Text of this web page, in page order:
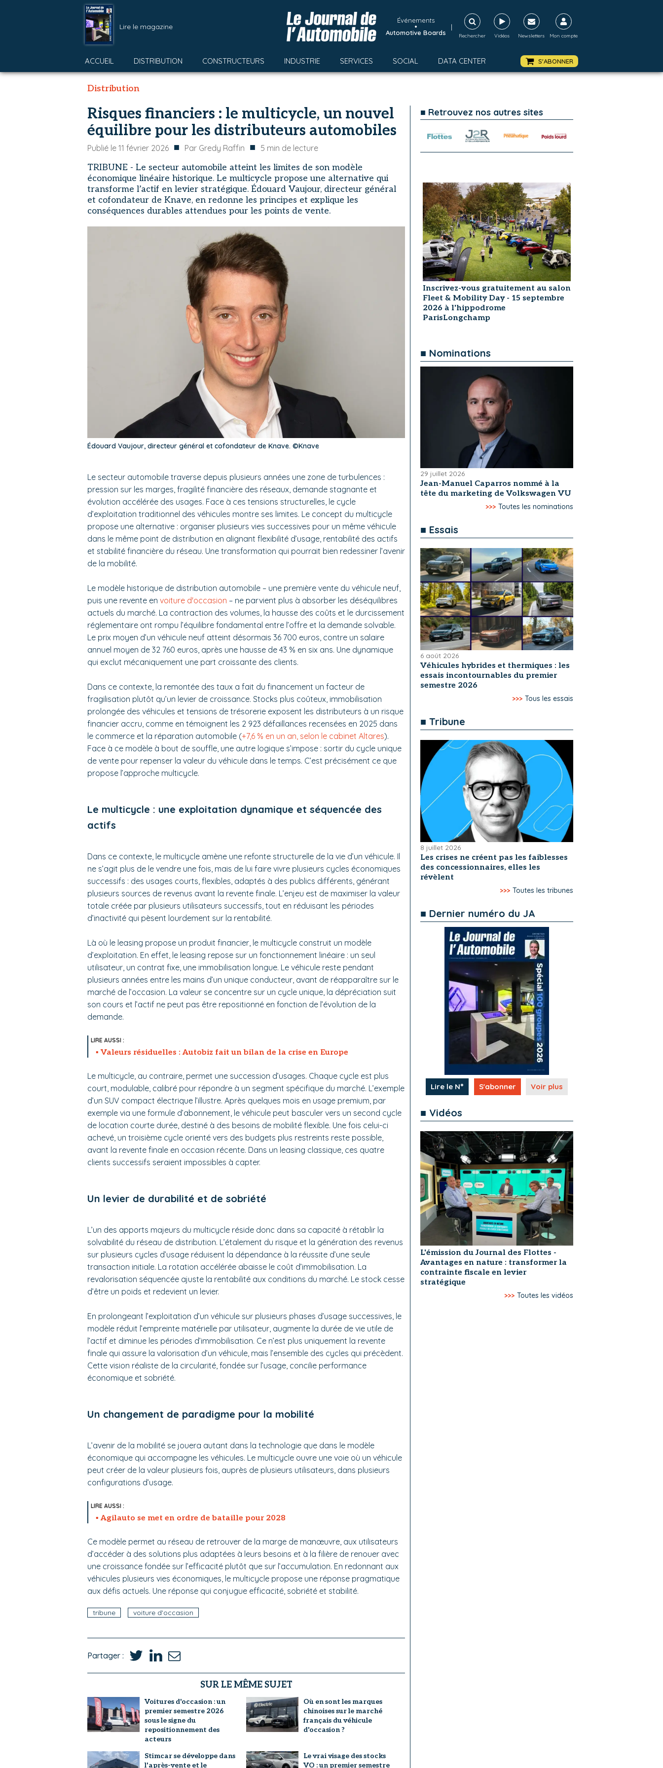
Lire le magazine
Événements
•
Automotive Boards
|
Rechercher Vidéos Newsletters Mon compte
ACCUEIL DISTRIBUTION CONSTRUCTEURS INDUSTRIE SERVICES SOCIAL DATA CENTER S'ABONNER
Distribution
Risques financiers : le multicycle, un nouvel
équilibre pour les distributeurs automobiles
Publié le 11 février 2026 ■ Par Gredy Raffin ■ 5 min de lecture
TRIBUNE - Le secteur automobile atteint les limites de son modèle
économique linéaire historique. Le multicycle propose une alternative qui
transforme l’actif en levier stratégique. Édouard Vaujour, directeur général
et cofondateur de Knave, en redonne les principes et explique les
conséquences durables attendues pour les points de vente.
Édouard Vaujour, directeur général et cofondateur de Knave. ©Knave
Le secteur automobile traverse depuis plusieurs années une zone de turbulences :
pression sur les marges, fragilité financière des réseaux, demande stagnante et
évolution accélérée des usages. Face à ces tensions structurelles, le cycle
d’exploitation traditionnel des véhicules montre ses limites. Le concept du multicycle
propose une alternative : organiser plusieurs vies successives pour un même véhicule
dans le même point de distribution en alignant flexibilité d’usage, rentabilité des actifs
et stabilité financière du réseau. Une transformation qui pourrait bien redessiner l’avenir
de la mobilité.
Le modèle historique de distribution automobile – une première vente du véhicule neuf,
puis une revente en voiture d'occasion – ne parvient plus à absorber les déséquilibres
actuels du marché. La contraction des volumes, la hausse des coûts et le durcissement
réglementaire ont rompu l’équilibre fondamental entre l’offre et la demande solvable.
Le prix moyen d’un véhicule neuf atteint désormais 36 700 euros, contre un salaire
annuel moyen de 32 760 euros, après une hausse de 43 % en six ans. Une dynamique
qui exclut mécaniquement une part croissante des clients.
Dans ce contexte, la remontée des taux a fait du financement un facteur de
fragilisation plutôt qu’un levier de croissance. Stocks plus coûteux, immobilisation
prolongée des véhicules et tensions de trésorerie exposent les distributeurs à un risque
financier accru, comme en témoignent les 2 923 défaillances recensées en 2025 dans
le commerce et la réparation automobile (+7,6 % en un an, selon le cabinet Altares).
Face à ce modèle à bout de souffle, une autre logique s’impose : sortir du cycle unique
de vente pour repenser la valeur du véhicule dans le temps. C’est précisément ce que
propose l’approche multicycle.
Le multicycle : une exploitation dynamique et séquencée des
actifs
Dans ce contexte, le multicycle amène une refonte structurelle de la vie d’un véhicule. Il
ne s’agit plus de le vendre une fois, mais de lui faire vivre plusieurs cycles économiques
successifs : des usages courts, flexibles, adaptés à des publics différents, générant
plusieurs sources de revenus avant la revente finale. L’enjeu est de maximiser la valeur
totale créée par plusieurs utilisateurs successifs, tout en réduisant les périodes
d’inactivité qui pèsent lourdement sur la rentabilité.
Là où le leasing propose un produit financier, le multicycle construit un modèle
d’exploitation. En effet, le leasing repose sur un fonctionnement linéaire : un seul
utilisateur, un contrat fixe, une immobilisation longue. Le véhicule reste pendant
plusieurs années entre les mains d’un unique conducteur, avant de réapparaître sur le
marché de l’occasion. La valeur se concentre sur un cycle unique, la dépréciation suit
son cours et l’actif ne peut pas être repositionné en fonction de l’évolution de la
demande.
Valeurs résiduelles : Autobiz fait un bilan de la crise en Europe
Le multicycle, au contraire, permet une succession d’usages. Chaque cycle est plus
court, modulable, calibré pour répondre à un segment spécifique du marché. L’exemple
d’un SUV compact électrique l’illustre. Après quelques mois en usage premium, par
exemple via une formule d’abonnement, le véhicule peut basculer vers un second cycle
de location courte durée, destiné à des besoins de mobilité flexible. Une fois celui-ci
achevé, un troisième cycle orienté vers des budgets plus restreints reste possible,
avant la revente finale en occasion récente. Dans un leasing classique, ces quatre
clients successifs seraient impossibles à capter.
Un levier de durabilité et de sobriété
L’un des apports majeurs du multicycle réside donc dans sa capacité à rétablir la
solvabilité du réseau de distribution. L’étalement du risque et la génération des revenus
sur plusieurs cycles d’usage réduisent la dépendance à la réussite d’une seule
transaction initiale. La rotation accélérée abaisse le coût d’immobilisation. La
revalorisation séquencée ajuste la rentabilité aux conditions du marché. Le stock cesse
d’être un poids et redevient un levier.
En prolongeant l’exploitation d’un véhicule sur plusieurs phases d’usage successives, le
modèle réduit l’empreinte matérielle par utilisateur, augmente la durée de vie utile de
l’actif et diminue les périodes d’immobilisation. Ce n’est plus uniquement la revente
finale qui assure la valorisation d’un véhicule, mais l’ensemble des cycles qui précèdent.
Cette vision réaliste de la circularité, fondée sur l’usage, concilie performance
économique et sobriété.
Un changement de paradigme pour la mobilité
L’avenir de la mobilité se jouera autant dans la technologie que dans le modèle
économique qui accompagne les véhicules. Le multicycle ouvre une voie où un véhicule
peut créer de la valeur plusieurs fois, auprès de plusieurs utilisateurs, dans plusieurs
configurations d’usage.
Agilauto se met en ordre de bataille pour 2028
Ce modèle permet au réseau de retrouver de la marge de manœuvre, aux utilisateurs
d’accéder à des solutions plus adaptées à leurs besoins et à la filière de renouer avec
une croissance fondée sur l’efficacité plutôt que sur l’accumulation. En redonnant aux
véhicules plusieurs vies économiques, le multicycle propose une réponse pragmatique
aux défis actuels. Une réponse qui conjugue efficacité, sobriété et stabilité.
tribune voiture d'occasion
Partager :
SUR LE MÊME SUJET
Voitures d'occasion : un
premier semestre 2026
sous le signe du
repositionnement des
acteurs
Où en sont les marques
chinoises sur le marché
français du véhicule
d'occasion ?
Stimcar se développe dans
l'après-vente et le
Le vrai visage des stocks
VO : un premier semestre
■ Retrouvez nos autres sites
Inscrivez-vous gratuitement au salon
Fleet & Mobility Day - 15 septembre
2026 à l'hippodrome
ParisLongchamp
■ Nominations
29 juillet 2026
Jean-Manuel Caparros nommé à la
tête du marketing de Volkswagen VU
>>> Toutes les nominations
■ Essais
6 août 2026
Véhicules hybrides et thermiques : les
essais incontournables du premier
semestre 2026
>>> Tous les essais
■ Tribune
8 juillet 2026
Les crises ne créent pas les faiblesses
des concessionnaires, elles les
révèlent
>>> Toutes les tribunes
■ Dernier numéro du JA
Lire le N° S'abonner Voir plus
■ Vidéos
L'émission du Journal des Flottes -
Avantages en nature : transformer la
contrainte fiscale en levier
stratégique
>>> Toutes les vidéos